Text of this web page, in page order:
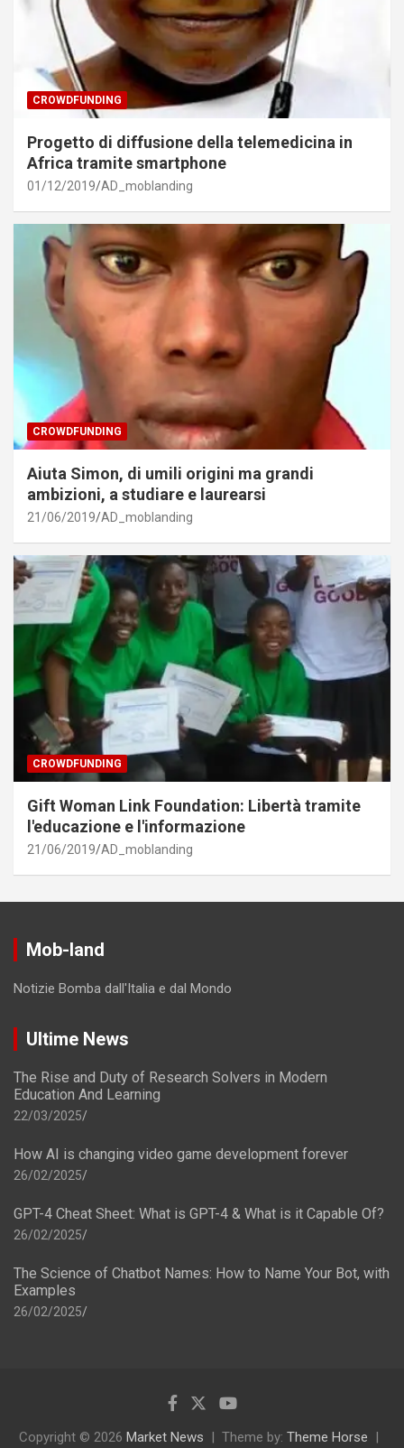
CROWDFUNDING
Progetto di diffusione della telemedicina in
Africa tramite smartphone
01/12/2019 AD_moblanding
CROWDFUNDING
Aiuta Simon, di umili origini ma grandi
ambizioni, a studiare e laurearsi
21/06/2019 AD_moblanding
CROWDFUNDING
Gift Woman Link Foundation: Libertà tramite
l'educazione e l'informazione
21/06/2019 AD_moblanding
Mob-land
Notizie Bomba dall'Italia e dal Mondo
Ultime News
The Rise and Duty of Research Solvers in Modern
Education And Learning
22/03/2025
How AI is changing video game development forever
26/02/2025
GPT-4 Cheat Sheet: What is GPT-4 & What is it Capable Of?
26/02/2025
The Science of Chatbot Names: How to Name Your Bot, with
Examples
26/02/2025
Copyright © 2026 Market News Theme by: Theme Horse